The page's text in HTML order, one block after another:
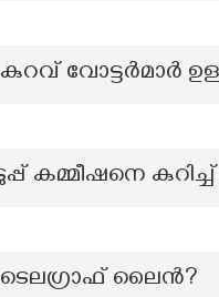
കുറവ് വോട്ടർമാർ
കുറിച്ച്
ലൈൻ?